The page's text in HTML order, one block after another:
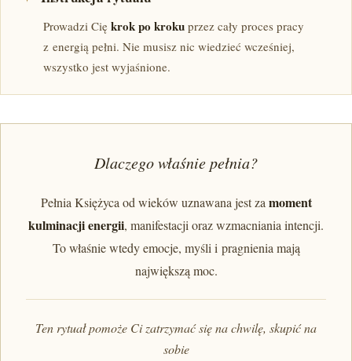
Prowadzi Cię krok po kroku przez cały proces pracy
z energią pełni. Nie musisz nic wiedzieć wcześniej,
wszystko jest wyjaśnione.
Dlaczego właśnie pełnia?
Pełnia Księżyca od wieków uznawana jest zamoment
kulminacji energii, manifestacji oraz wzmacniania intencji.
To właśnie wtedy emocje, myśli i pragnienia mają
największą moc.
Ten rytuał pomoże Ci zatrzymać się na chwilę, skupić na
sobie